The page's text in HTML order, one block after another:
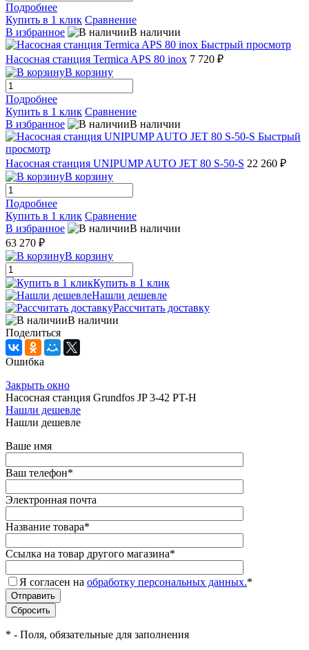
Подробнее
Купить в 1 клик Сравнение
В избранное
В наличии
Быстрый просмотр
Насосная станция Termica APS 80 inox 7 720 ₽
В корзину
Подробнее
Купить в 1 клик Сравнение
В избранное
В наличии
Быстрый
просмотр
Насосная станция UNIPUMP AUTO JET 80 S-50-S 22 260 ₽
В корзину
Подробнее
Купить в 1 клик Сравнение
В избранное
В наличии
63 270 ₽
В корзину
Купить в 1 клик
Нашли дешевле
Рассчитать доставку
В наличии
Поделиться
Ошибка
Закрыть окно
Насосная станция Grundfos JP 3-42 PT-H
Нашли дешевле
Нашли дешевле
Ваше имя
Ваш телефон*
Электронная почта
Название товара*
Ссылка на товар другого магазина*
Я согласен на обработку персональных данных.*
* - Поля, обязательные для заполнения